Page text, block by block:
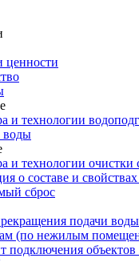
ценности
и технологии
воды
и технологии очистки
о составе и
сброс
подачи
(по нежилым
подключения объектов